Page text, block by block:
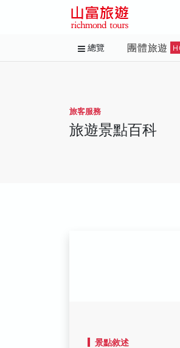
總覽 團體旅遊
旅客服務
旅遊景點百科
景點敘述